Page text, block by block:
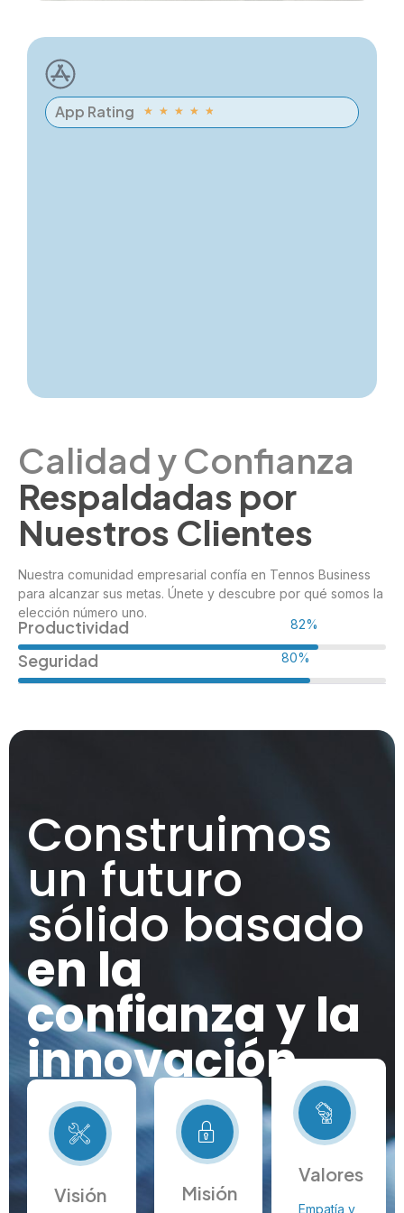
App Rating ★ ★ ★ ★ ★
Calidad y Confianza
Respaldadas por
Nuestros Clientes
Nuestra comunidad empresarial confía en Tennos Business
para alcanzar sus metas. Únete y descubre por qué somos la
elección número uno.
Productividad
Seguridad
Construimos
un futuro
sólido basado
en la
confianza y la
innovación
Visión Misión
Valores
Empatía y